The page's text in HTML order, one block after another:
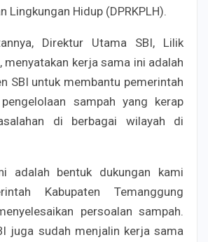
Lingkungan Hidup (DPRKPLH).
Direktur Utama SBI, Lilik
menyatakan kerja sama ini adalah
SBI untuk membantu pemerintah
sampah yang kerap
di berbagai wilayah di
adalah bentuk dukungan kami
Kabupaten Temanggung
persoalan sampah.
juga sudah menjalin kerja sama